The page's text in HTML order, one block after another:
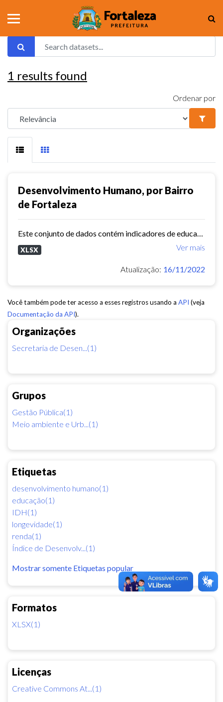
Organizações
Secretaria de Desen...(1)
Grupos
Gestão Pública(1)
Meio ambiente e Urb...(1)
Etiquetas
desenvolvimento humano(1)
educação(1)
IDH(1)
longevidade(1)
renda(1)
Índice de Desenvolv...(1)
Mostrar somente Etiquetas popular
Formatos
XLSX(1)
Licenças
Creative Commons At...(1)
1 results found
Ordenar por
Desenvolvimento Humano, por Bairro
de Fortaleza
Ver mais
XLSX
Atualização: 16/11/2022
Você também pode ter acesso a esses registros usando a API (veja
Documentação da API).